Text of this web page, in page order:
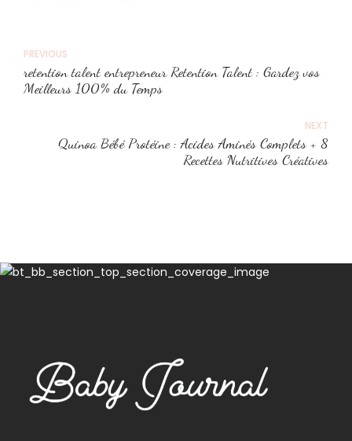
PREVIOUS
retention talent entrepreneur Retention Talent : Gardez vos
Meilleurs 100% du Temps
NEXT
Quinoa Bébé Protéine : Acides Aminés Complets + 8
Recettes Nutritives Créatives